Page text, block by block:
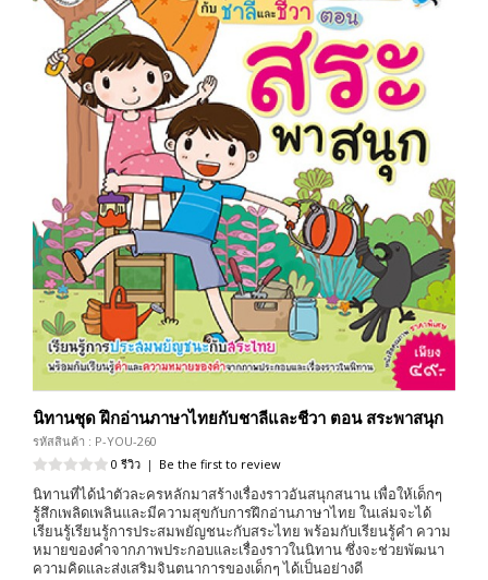
นิทานชุด ฝึกอ่านภาษาไทยกับชาลีและชีวา ตอน สระพาสนุก
รหัสสินค้า : P-YOU-260
0 รีวิว | Be the first to review
นิทานที่ได้นำตัวละครหลักมาสร้างเรื่องราวอันสนุกสนาน เพื่อให้เด็กๆ
รู้สึกเพลิดเพลินและมีความสุขกับการฝึกอ่านภาษาไทย ในเล่มจะได้
เรียนรู้เรียนรู้การประสมพยัญชนะกับสระไทย พร้อมกับเรียนรู้คำ ความ
หมายของคำจากภาพประกอบและเรื่องราวในนิทาน ซึ่งจะช่วยพัฒนา
ความคิดและส่งเสริมจินตนาการของเด็กๆ ได้เป็นอย่างดี